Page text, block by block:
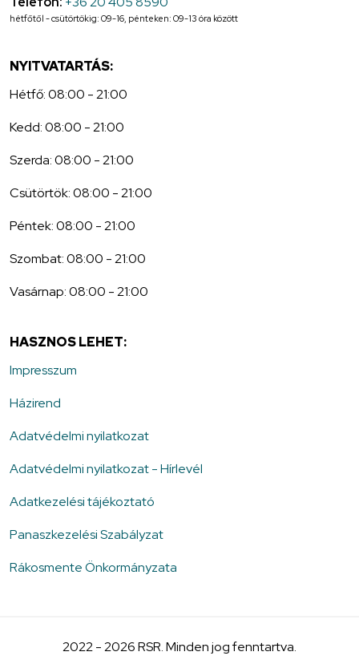
hétfőtől - csütörtökig: 09-16, pénteken: 09-13 óra között
NYITVATARTÁS:
Hétfő: 08:00 - 21:00
Kedd: 08:00 - 21:00
Szerda: 08:00 - 21:00
Csütörtök: 08:00 - 21:00
Péntek: 08:00 - 21:00
Szombat: 08:00 - 21:00
Vasárnap: 08:00 - 21:00
HASZNOS LEHET:
Impresszum
Házirend
Adatvédelmi nyilatkozat
Adatvédelmi nyilatkozat - Hírlevél
Adatkezelési tájékoztató
Panaszkezelési Szabályzat
Rákosmente Önkormányzata
2022 - 2026 RSR. Minden jog fenntartva.